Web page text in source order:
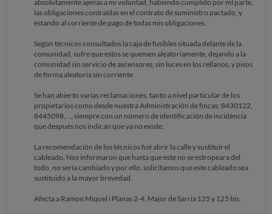
absolutamente ajenas a mi voluntad, habiendo cumplido por mí parte,
las obligaciones contraídas en el contrato de suministro pactado, y
estando al corriente de pago de todas mis obligaciones.
Según técnicos consultados la caja de fusibles situada delante de la
comunidad, sufre que estos se quemen aleatoriamente, dejando a la
comunidad sin servicio de ascensores, sin luces en los rellanos, y pisos
de forma aleatoria sin corriente
Se han abierto varias reclamaciones, tanto a nivel particular de los
propietarios como desde nuestra Administración de fincas: 8430122,
8445098,..., siempre con un número de identificación de incidència
que después nos indican que ya no existe.
La recomendación de los técnicos fué abrir la calle y sustituir el
cableado. Nos informaron que hasta que este no se estropeara del
todo, no sería cambiado y por ello, solicitamos que este cableado sea
sustituido a la mayor brevedad.
Afecta a Ramon Miquel i Planas 2-4, Major de Sarria 125 y 125 bis.